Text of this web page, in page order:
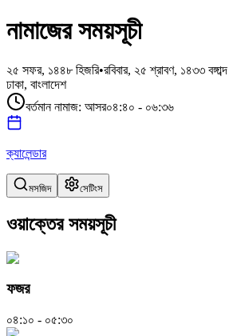
নামাজের সময়সূচী
২৫ সফর, ১৪৪৮হিজরি•রবিবার, ২৫ শ্রাবণ, ১৪৩৩ বঙ্গাব্দ
ঢাকা, বাংলাদেশ
বর্তমান নামাজ: আসর০৪:৪০ - ০৬:৩৬
ক্যালেন্ডার
মসজিদ সেটিংস
ওয়াক্তের সময়সূচী
ফজর
০৪:১০ - ০৫:৩০